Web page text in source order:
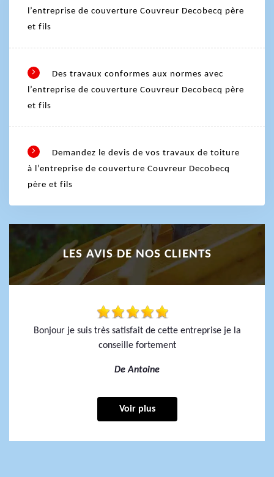
l’entreprise de couverture Couvreur Decobecq père
et fils
Des travaux conformes aux normes avec
l’entreprise de couverture Couvreur Decobecq père
et fils
Demandez le devis de vos travaux de toiture
à l’entreprise de couverture Couvreur Decobecq
père et fils
LES AVIS DE NOS CLIENTS
Bonjour je suis très satisfait de cette entreprise je la
conseille fortement
De Antoine
Voir plus